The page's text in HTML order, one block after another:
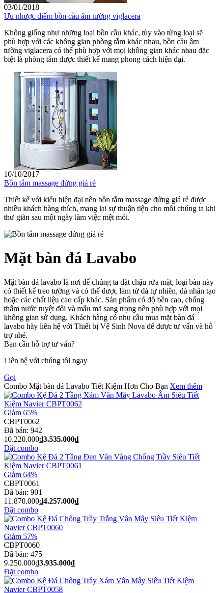
03/01/2018
Ưu nhược điểm bồn cầu âm tường viglacera
Không giống như những loại bồn cầu khác, tùy vào từng loại sẽ
phù hợp với các không gian phòng tắm khác nhau, bồn cầu âm
tường viglacera có thể phù hợp với mọi không gian khác nhau đặc
biệt là phòng tắm được thiết kế mang phong cách hiện đại.
10/10/2017
Bồn tắm massage đứng giá rẻ
Thiết kế với kiểu hiện đại nên bồn tắm massage đứng giá rẻ được
nhiều khách hàng thích, mang lại sự thuận tiện cho mỗi chúng ta khi
thư giãn sau một ngày làm việc mệt mỏi.
Mặt bàn đá Lavabo
Mặt bàn đá lavabo là nơi để chúng ta đặt chậu rửa mặt, loại bàn này
có thiết kế treo tường và có thể được làm từ đá tự nhiên, đá nhân tạo
hoặc các chất liệu cao cấp khác. Sản phẩm có độ bền cao, chống
thấm nước tuyệt đối và mẫu mã sang trọng nên phù hợp với mọi
không gian sử dụng. Khách hàng có nhu cầu mua mặt bàn đá
lavabo hãy liên hệ với Thiết bị Vệ Sinh Nova để được tư vấn và hỗ
trợ nhé.
Bạn cần hỗ trợ tư vấn?
Liên hệ với chúng tôi ngay
Gọi
Combo Mặt bàn đá Lavabo Tiết Kiệm Hơn Cho Bạn Xem thêm
Giảm 65%
CBPT0062
Đã bán: 942
10.220.000₫3.535.000₫
Đặt combo
Giảm 64%
CBPT0061
Đã bán: 901
11.870.000₫4.257.000₫
Đặt combo
Giảm 57%
CBPT0060
Đã bán: 475
9.250.000₫3.935.000₫
Đặt combo